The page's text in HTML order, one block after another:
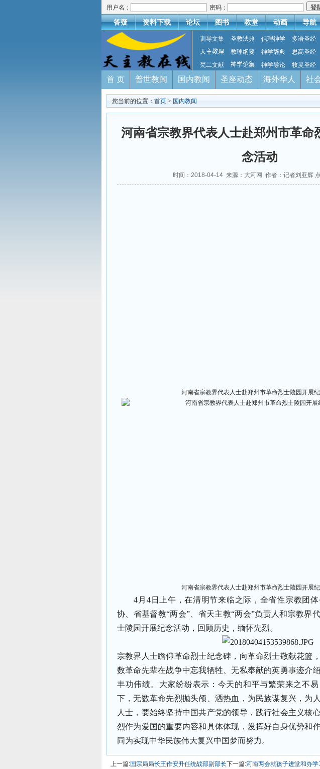
用户名： 密码：
答疑 资料下载 论坛 图书 教堂 动画 导航
训导文集 圣教法典 信理神学 多语圣经
天主教理
教理纲要 神学辞典 思高圣经
梵二文献
神学论集 神学导论 牧灵圣经
首 页 普世教闻 国内教闻 圣座动态 海外华人 社
您当前的位置： 首页 > 国内教闻
河南省宗教界代表人士赴郑州市革命
念活动
时间：2018-04-14 来源：大河网 作者：记者刘亚辉 点
河南省宗教界代表人士赴郑州市革命烈士陵园开展
河南省宗教界代表人士赴郑州市革命烈士陵园开展
4月4日上午，在清明节来临之际，全省性宗教团体
协、省基督教“两会”、省天主教“两会”负责人和宗教界
士陵园开展纪念活动，回顾历史，缅怀先烈。
宗教界人士瞻仰革命烈士纪念碑，向革命烈士敬献花篮
数革命先辈在战争中忘我牺牲、无私奉献的英勇事迹介
丰功伟绩。大家纷纷表示：今天的和平与繁荣来之不
下，无数革命先烈抛头颅、洒热血，为民族谋复兴，为
人士，要始终坚持中国共产党的领导，践行社会主义核
烈作为爱国的重要内容和具体体现，发挥好自身优势和
同为实现中华民族伟大复兴中国梦而努力。
上一篇:国宗局局长王作安升任统战部副部长下一篇:河南两会就孩子进堂和办